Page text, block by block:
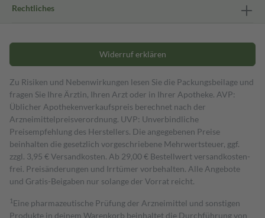
Rechtliches
Widerruf erklären
Zu Risiken und Nebenwirkungen lesen Sie die Packungsbeilage und
fragen Sie Ihre Ärztin, Ihren Arzt oder in Ihrer Apotheke. AVP:
Üblicher Apothekenverkaufspreis berechnet nach der
Arzneimittelpreisverordnung. UVP: Unverbindliche
Preisempfehlung des Herstellers. Die angegebenen Preise
beinhalten die gesetzlich vorgeschriebene Mehrwertsteuer, ggf.
zzgl. 3,95 € Versandkosten. Ab 29,00 € Bestell­wert versand­kosten­
frei. Preisänderungen und Irrtümer vorbehalten. Alle Angebote
und Gratis-Beigaben nur solange der Vorrat reicht.
1 Eine pharmazeutische Prüfung der Arzneimittel und sonstigen
Produkte in deinem Warenkorb beinhaltet die Durchführung von